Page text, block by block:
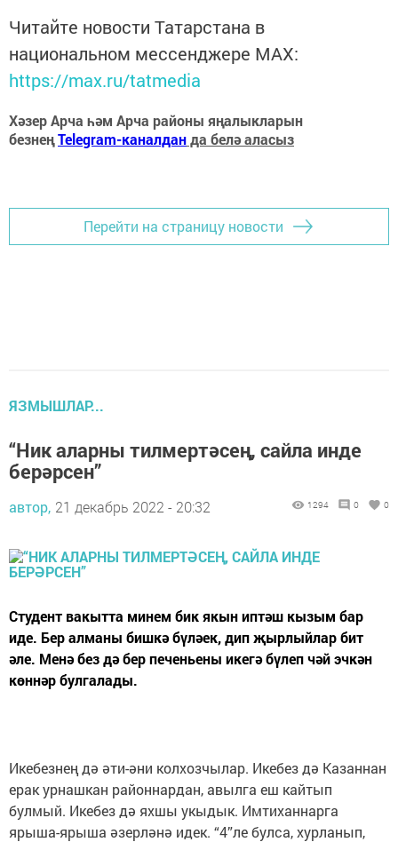
Читайте новости Татарстана в
национальном мессенджере MАХ:
https://max.ru/tatmedia
Хәзер Арча һәм Арча районы яңалыкларын
безнеңTelegram-каналданда белә аласыз
Перейти на страницу новости
ЯЗМЫШЛАР...
“Ник аларны тилмертәсең, сайла инде
берәрсен”
автор, 21 декабрь 2022 - 20:32 1294 0 0
Студент вакытта минем бик якын иптәш кызым бар
иде. Бер алманы бишкә бүләек, дип җырлыйлар бит
әле. Менә без дә бер печеньены икегә бүлеп чәй эчкән
көннәр булгалады.
Икебезнең дә әти-әни колхозчылар. Икебез дә Казаннан
ерак урнашкан районнардан, авылга еш кайтып
булмый. Икебез дә яхшы укыдык. Имтиханнарга
ярыша-ярыша әзерләнә идек. “4”ле булса, хурланып,